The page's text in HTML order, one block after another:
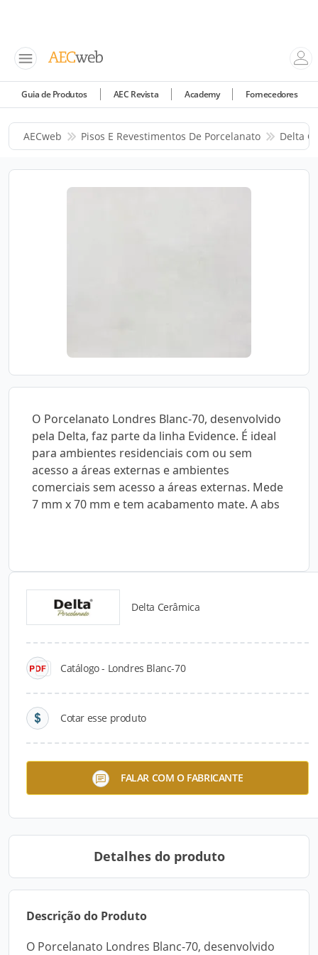
Guia de Produtos AEC Revista Academy Fornecedores
AECweb Pisos E Revestimentos De Porcelanato Delta
O Porcelanato Londres Blanc-70, desenvolvido
pela Delta, faz parte da linha Evidence. É ideal
para ambientes residenciais com ou sem
acesso a áreas externas e ambientes
comerciais sem acesso a áreas externas. Mede
7 mm x 70 mm e tem acabamento mate. A abs
Delta Cerâmica
Catálogo - Londres Blanc-70
Cotar esse produto
FALAR COM O FABRICANTE
Catálogos para Download
Detalhes do produto
Descrição do Produto
O Porcelanato Londres Blanc-70, desenvolvido